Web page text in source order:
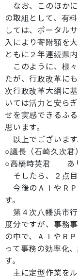
なお、このほか
の取組として、有
しては、ポータル
入により寄附額を
ともに２年連続県
このように、様
たが、行政改革に
次行政改革大綱に
いては活力と安ら
せを実感できるふ
思います。
以上でございます
○議長（石崎久次
○高橋時英君 あり
そしたら、２点目
今後のＡＩやＲ
す。
第４次八幡浜市
度分ですが、事務
の中で、ＡＩやＲ
って事務の効率化
す。
主に定型作業を